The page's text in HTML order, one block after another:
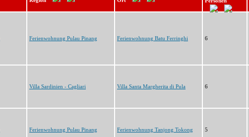
Ferienwohnung Pulau Pinang Ferienwohnung Batu Ferringhi 6
Villa Sardinien - Cagliari Villa Santa Margherita di Pula 6
Ferienwohnung Pulau Pinang Ferienwohnung Tanjong Tokong 5